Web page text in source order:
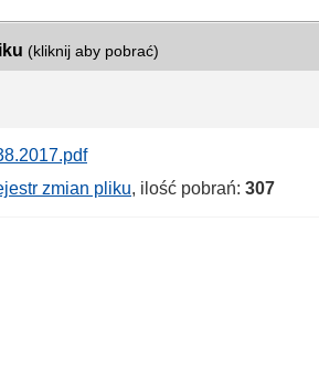
(kliknij aby pobrać)
zmian pliku, ilość pobrań: 307